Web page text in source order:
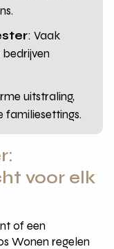
: Vaak
uitstraling,
familiesettings.
voor elk
of een
Wonen regelen